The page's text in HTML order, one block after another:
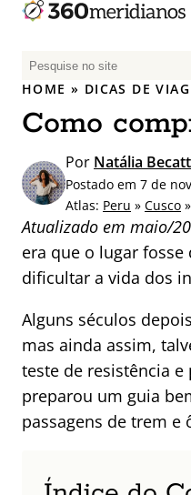
P
e
q
i
s
r
p
o
:
HOME » DICAS DE
Como
Por Natália
Postado em 7 de
Atlas: Peru » Cusco »
Atualizado em maio/
era que o lugar
dificultar a vida dos
Alguns séculos
mas ainda assim,
teste de resistência
preparou um guia
passagens de trem e